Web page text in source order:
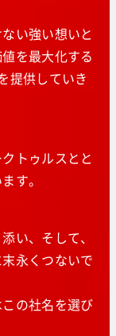
い強い想いと
を最大化する
提供していき
トゥルスとと
す。
い、そして、
永くつないで
の社名を選び